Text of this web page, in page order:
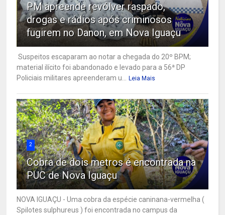
PM apreende revólver raspado,
drogas e rádios após criminosos
fugirem no Danon, em Nova Iguaçu
Suspeitos escaparam ao notar a chegada do 20º BPM;
material ilícito foi abandonado e levado para a 56ª DP
Policiais militares apreenderam u... Leia Mais
2
Cobra de dois metros é encontrada na
PUC de Nova Iguaçu
NOVA IGUAÇU - Uma cobra da espécie caninana-vermelha (
Spilotes sulphureus ) foi encontrada no campus da